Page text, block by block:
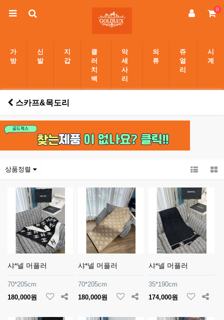
0
가
방
신
발
지
갑
클
러
치
백
악
세
사
리
의
류
쥬
얼
리
시
계
스카프&목도리
상품정렬
샤*넬 머플러
70*205cm
180,000원
샤*넬 머플러
70*205cm
180,000원
샤*넬 머플러
35*190cm
174,000원